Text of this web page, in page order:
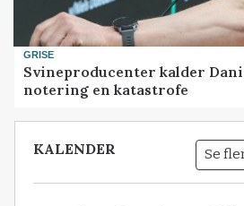
GRISE
Svineproducenter kalder
notering en katastrofe
KALENDER Se